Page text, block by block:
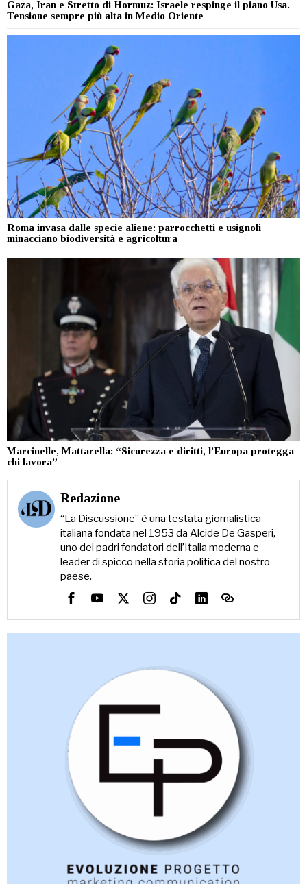
Gaza, Iran e Stretto di Hormuz: Israele respinge il piano Usa.
Tensione sempre più alta in Medio Oriente
Roma invasa dalle specie aliene: parrocchetti e usignoli
minacciano biodiversità e agricoltura
Marcinelle, Mattarella: “Sicurezza e diritti, l’Europa protegga
chi lavora”
Redazione
“La Discussione” è una testata giornalistica
italiana fondata nel 1953 da Alcide De Gasperi,
uno dei padri fondatori dell’Italia moderna e
leader di spicco nella storia politica del nostro
paese.